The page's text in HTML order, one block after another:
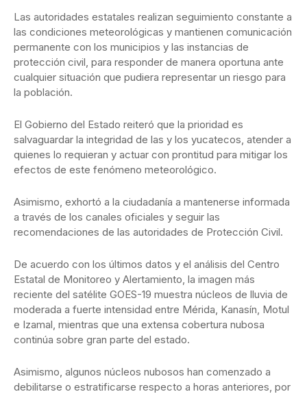
Las autoridades estatales realizan seguimiento constante a
las condiciones meteorológicas y mantienen comunicación
permanente con los municipios y las instancias de
protección civil, para responder de manera oportuna ante
cualquier situación que pudiera representar un riesgo para
la población.
El Gobierno del Estado reiteró que la prioridad es
salvaguardar la integridad de las y los yucatecos, atender a
quienes lo requieran y actuar con prontitud para mitigar los
efectos de este fenómeno meteorológico.
Asimismo, exhortó a la ciudadanía a mantenerse informada
a través de los canales oficiales y seguir las
recomendaciones de las autoridades de Protección Civil.
De acuerdo con los últimos datos y el análisis del Centro
Estatal de Monitoreo y Alertamiento, la imagen más
reciente del satélite GOES-19 muestra núcleos de lluvia de
moderada a fuerte intensidad entre Mérida, Kanasín, Motul
e Izamal, mientras que una extensa cobertura nubosa
continúa sobre gran parte del estado.
Asimismo, algunos núcleos nubosos han comenzado a
debilitarse o estratificarse respecto a horas anteriores, por